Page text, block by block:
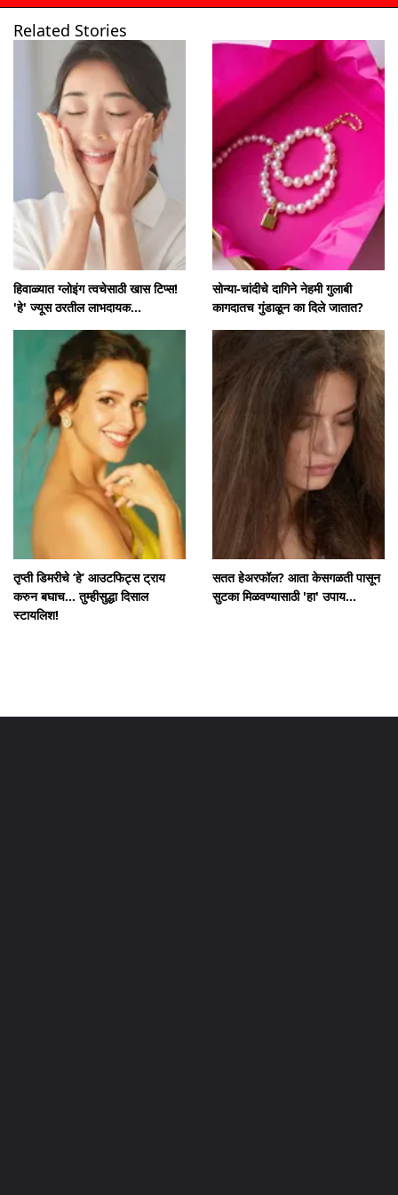
उघडत आहे
Related Stories
हिवाळ्यात ग्लोइंग त्वचेसाठी खास टिप्स!
'हे' ज्यूस ठरतील लाभदायक...
सोन्या-चांदीचे दागिने नेहमी गुलाबी
कागदातच गुंडाळून का दिले जातात?
तृप्ती डिमरीचे ‘हे’ आउटफिट्स ट्राय
करुन बघाच... तुम्हीसुद्धा दिसाल
स्टायलिश!
सतत हेअरफॉल? आता केसगळती पासून
सुटका मिळवण्यासाठी 'हा' उपाय...